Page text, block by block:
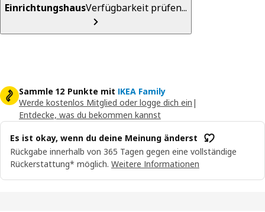
EinrichtungshausVerfügbarkeit prüfen...
Sammle 12 Punkte mit IKEA Family
Werde kostenlos Mitglied oder logge dich ein |
Entdecke, was du bekommen kannst
Es ist okay, wenn du deine Meinung änderst
Rückgabe innerhalb von 365 Tagen gegen eine vollständige
Rückerstattung* möglich. Weitere Informationen